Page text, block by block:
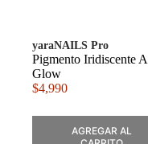
yaraNAILS Pro
Pigmento Iridiscente
Glow
$4,990
AGREGAR AL